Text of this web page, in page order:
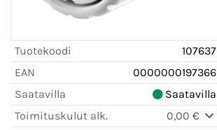
Tuotekoodi
107637
EAN
0000000197366
Saatavilla
Saatavilla
Toimituskulut alk.
0,00 €